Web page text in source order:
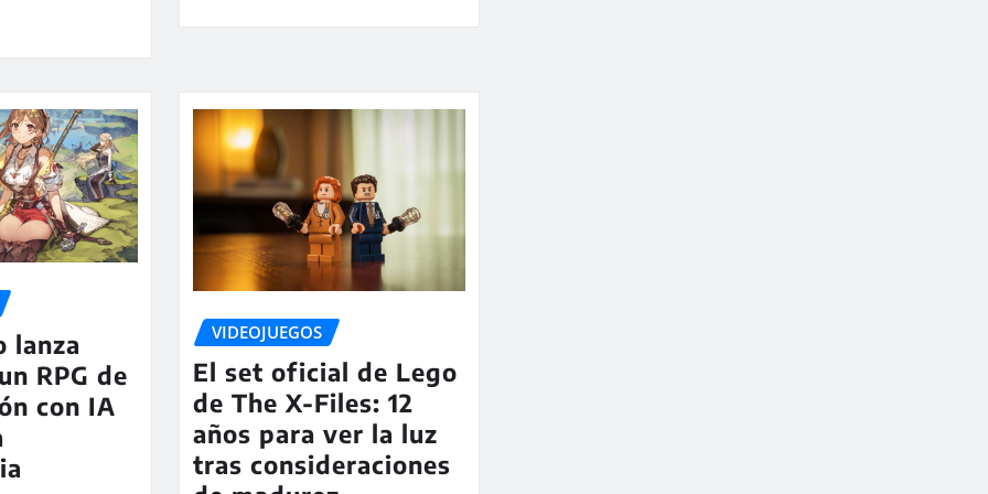
lanza
RPG de
con IA
VIDEOJUEGOS
El set oficial de Lego
de The X-Files: 12
años para ver la luz
tras consideraciones